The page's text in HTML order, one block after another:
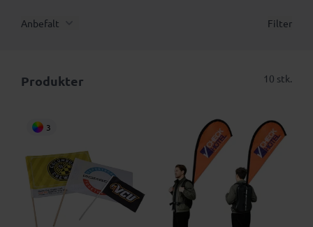
Anbefalt Filter
Produkter 10 stk.
3